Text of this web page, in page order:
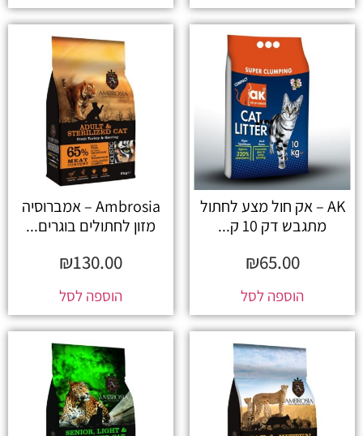
AK – אק חול מצע לחתול
מתגבש דק 10 ק...
₪65.00
הוספה לסל
Ambrosia – אמברוסיה
מזון לחתולים בוגרים...
₪130.00
הוספה לסל